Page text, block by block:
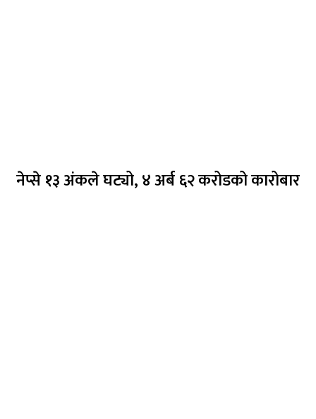
नेप्से १३ अंकले घट्यो, ४ अर्ब ६२ करोडको कारोबार